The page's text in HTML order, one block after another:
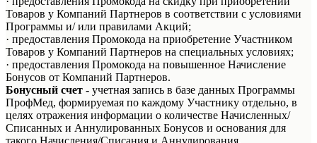
Товаров у Компаний Партнеров в соответствии с условиями
Программы и/ или правилами Акций;
· предоставления Промокода на приобретение Участником
Товаров у Компаний Партнеров на специальных условиях;
· предоставления Промокода на повышенное Начисление
Бонусов от Компаний Партнеров.
Бонусный счет - учетная запись в базе данных Программы
ПрофМед, формируемая по каждому Участнику отдельно, в
целях отражения информации о количестве Начисленных/
Списанных и Аннулированных Бонусов и основания для